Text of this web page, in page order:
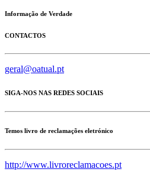
Informação de Verdade
CONTACTOS
geral@oatual.pt
SIGA-NOS NAS REDES SOCIAIS
Temos livro de reclamações eletrónico
http://www.livroreclamacoes.pt